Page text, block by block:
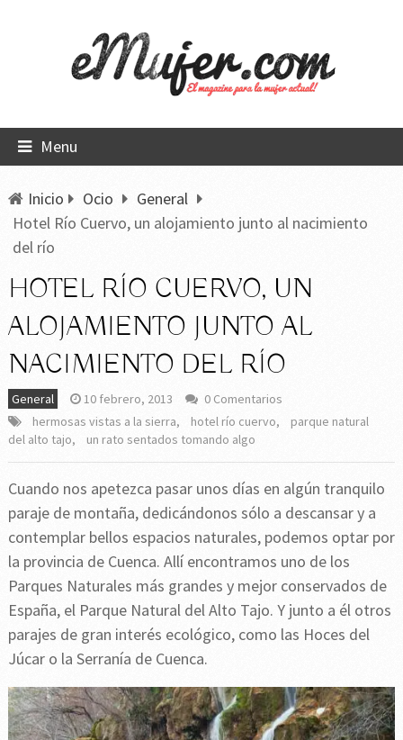
Menu
Inicio Ocio
General
Hotel Río Cuervo, un alojamiento junto al nacimiento
del río
HOTEL RÍO CUERVO, UN
ALOJAMIENTO JUNTO AL
NACIMIENTO DEL RÍO
General 10 febrero, 2013
0 Comentarios
hermosas vistas a la sierra, hotel río cuervo,
parque natural
del alto tajo, un rato sentados tomando algo
Cuando nos apetezca pasar unos días en algún tranquilo
paraje de montaña, dedicándonos sólo a descansar y a
contemplar bellos espacios naturales, podemos optar por
la provincia de Cuenca. Allí encontramos uno de los
Parques Naturales más grandes y mejor conservados de
España, el Parque Natural del Alto Tajo. Y junto a él otros
parajes de gran interés ecológico, como las Hoces del
Júcar o la Serranía de Cuenca.